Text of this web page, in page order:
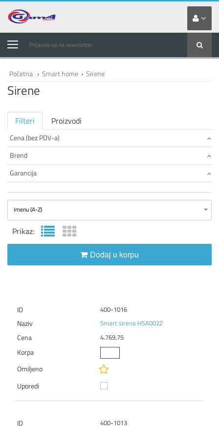
Prijavite se na newsletter
Početna › Smart home › Sirene
Sirene
Filteri Proizvodi
Cena (bez PDV-a)
Brend
Garancija
Imenu (A-Z)
Prikaz:
Dodaj u korpu
400-1016
Smart sirena HSA002Z
4.769,75
400-1013